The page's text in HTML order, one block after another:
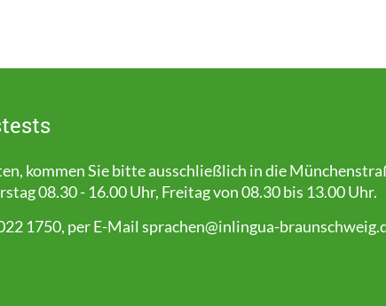
kommen Sie bitte ausschließlich in die
08.30 - 16.00 Uhr, Freitag von 08.30 bis 13.00 Uhr.
1750, per E-Mail sprachen@inlingua-